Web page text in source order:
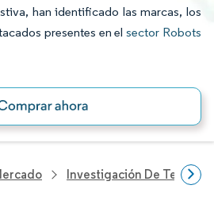
han identificado las marcas, los
presentes en elsector Robots
Investigación De